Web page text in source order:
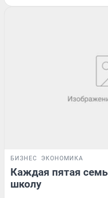
БИЗНЕС ЭКОНОМИКА
Каждая пятая
школу